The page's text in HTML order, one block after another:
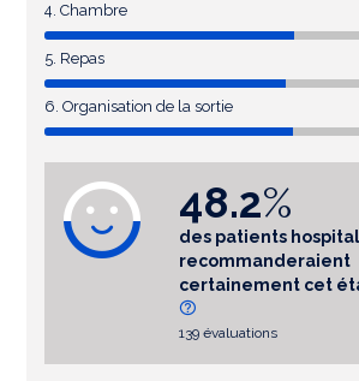
4. Chambre
5. Repas
6. Organisation de la sortie
48.2%
des patients
recommanderaient
certainement cet
139 évaluations